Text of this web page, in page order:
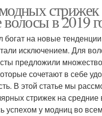
стрижек
волосы в 2019
богат на новые
исключением. Для
предложили
сочетают в себе
В этой статье мы
стрижек на
успехом у модниц во